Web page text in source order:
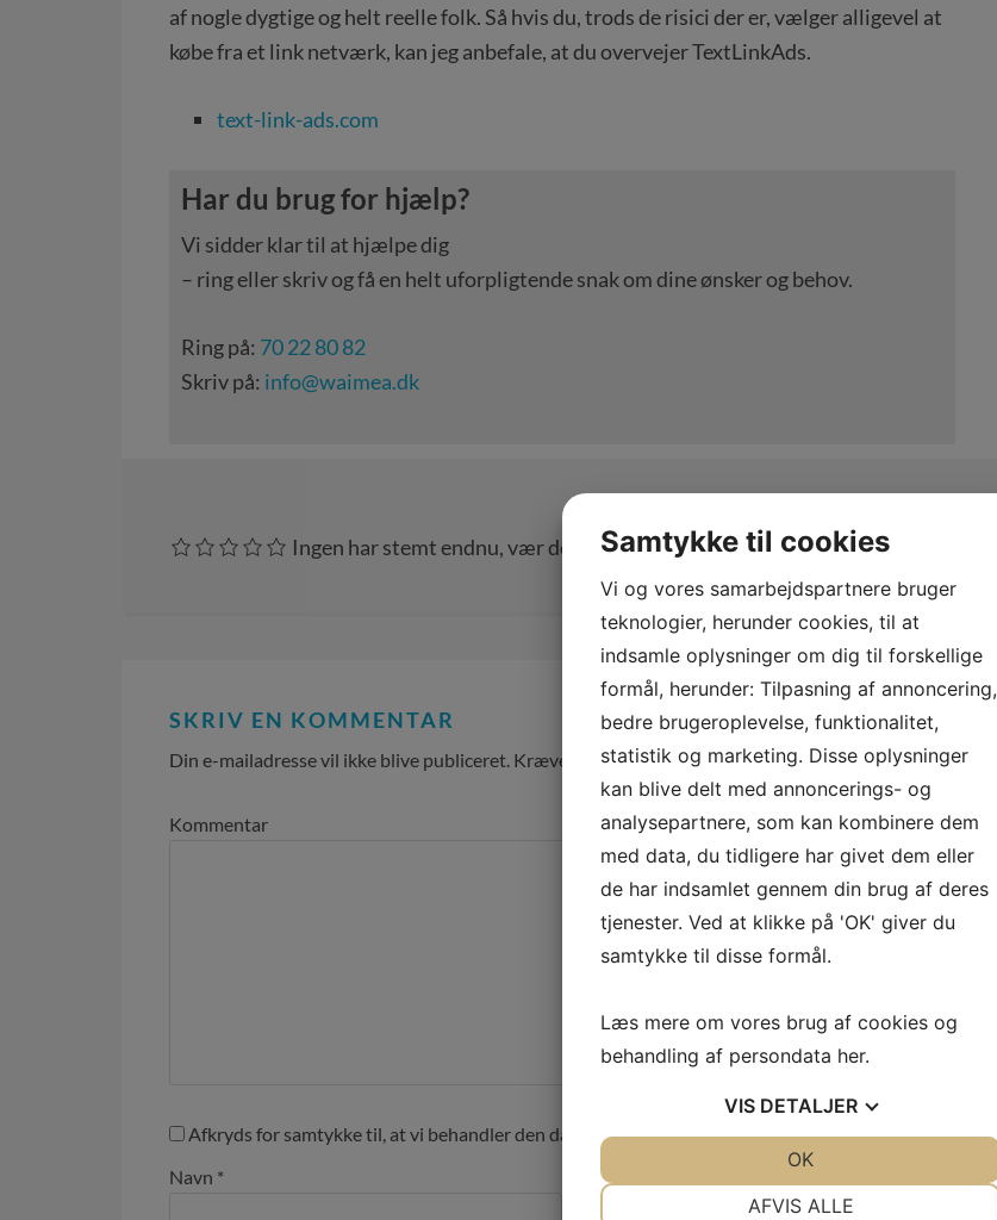
af nogle dygtige og helt reelle folk. Så hvis du, trods de risici der er, vælger alligevel at
købe fra et link netværk, kan jeg anbefale, at du overvejer TextLinkAds.
text-link-ads.com
Har du brug for hjælp?
Vi sidder klar til at hjælpe dig
– ring eller skriv og få en helt uforpligtende snak om dine ønsker og behov.
Ring på: 70 22 80 82
Skriv på: info@waimea.dk
Ingen har stemt endnu, vær den første
SKRIV EN KOMMENTAR
Din e-mailadresse vil ikke blive publiceret. Krævede felter er markeret med*
Kommentar
Afkryds for samtykke til, at vi behandler den data du sender. Se voresprivatlivspolitikher.
Navn *
Samtykke til cookies
Vi og vores samarbejdspartnere bruger
teknologier, herunder cookies, til at
indsamle oplysninger om dig til forskellige
formål, herunder: Tilpasning af annoncering,
bedre brugeroplevelse, funktionalitet,
statistik og marketing. Disse oplysninger
kan blive delt med annoncerings- og
analysepartnere, som kan kombinere dem
med data, du tidligere har givet dem eller
de har indsamlet gennem din brug af deres
tjenester. Ved at klikke på 'OK' giver du
samtykke til disse formål.
Læs mere om vores brug af cookies og
behandling af persondata her.
VIS DETALJER
AFVIS ALLE
OK